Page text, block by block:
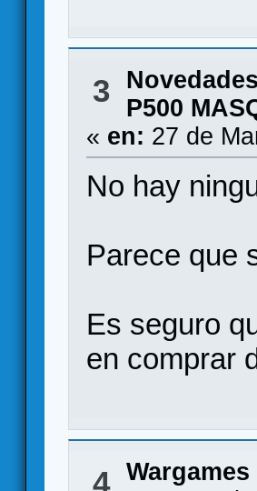
3
P500
« en: 27 de
No hay
Parece que
Es seguro
en comprar
4 Wargames